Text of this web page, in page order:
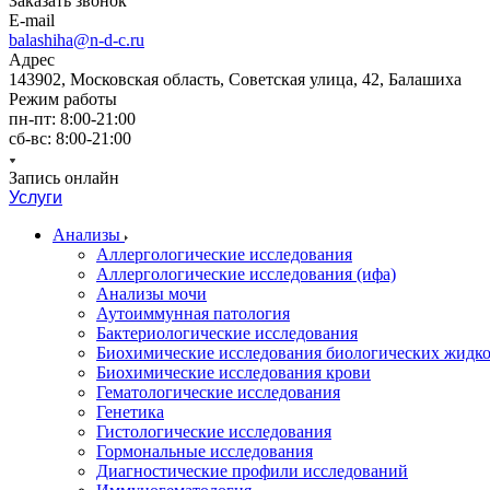
E-mail
balashiha@n-d-c.ru
Адрес
143902, Московская область, Советская улица, 42, Балашиха
Режим работы
пн-пт: 8:00-21:00
сб-вс: 8:00-21:00
Запись онлайн
Услуги
Анализы
Аллергологические исследования
Аллергологические исследования (ифа)
Анализы мочи
Аутоиммунная патология
Бактериологические исследования
Биохимические исследования биологических
Биохимические исследования крови
Гематологические исследования
Генетика
Гистологические исследования
Гормональные исследования
Диагностические профили исследований